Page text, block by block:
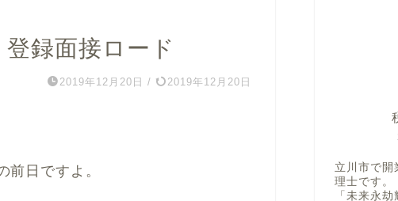
録面接ロード
2019年12月20日 / 2019年12月20日
前日ですよ。
立川市で開
理士です。
「未来永